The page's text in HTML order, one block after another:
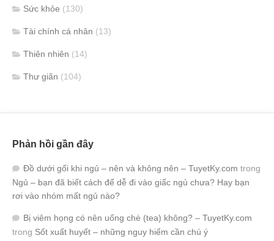
Sức khỏe (130)
Tài chính cá nhân (13)
Thiên nhiên (14)
Thư giãn (104)
Phản hồi gần đây
Đồ dưới gối khi ngủ – nên và không nên – TuyetKy.com trong
Ngủ – bạn đã biết cách để dễ đi vào giấc ngủ chưa? Hay bạn
rơi vào nhóm mất ngủ nào?
Bị viêm họng có nên uống chè (tea) không? – TuyetKy.com
trong Sốt xuất huyết – những nguy hiểm cần chú ý